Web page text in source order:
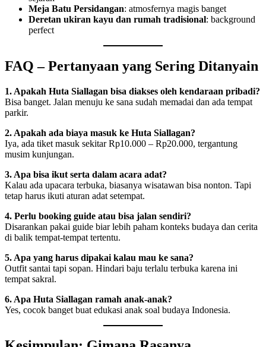
Meja Batu Persidangan: atmosfernya magis banget
Deretan ukiran kayu dan rumah tradisional: background
perfect
FAQ – Pertanyaan yang Sering Ditanyain
1. Apakah Huta Siallagan bisa diakses oleh kendaraan pribadi?
Bisa banget. Jalan menuju ke sana sudah memadai dan ada tempat
parkir.
2. Apakah ada biaya masuk ke Huta Siallagan?
Iya, ada tiket masuk sekitar Rp10.000 – Rp20.000, tergantung
musim kunjungan.
3. Apa bisa ikut serta dalam acara adat?
Kalau ada upacara terbuka, biasanya wisatawan bisa nonton. Tapi
tetap harus ikuti aturan adat setempat.
4. Perlu booking guide atau bisa jalan sendiri?
Disarankan pakai guide biar lebih paham konteks budaya dan cerita
di balik tempat-tempat tertentu.
5. Apa yang harus dipakai kalau mau ke sana?
Outfit santai tapi sopan. Hindari baju terlalu terbuka karena ini
tempat sakral.
6. Apa Huta Siallagan ramah anak-anak?
Yes, cocok banget buat edukasi anak soal budaya Indonesia.